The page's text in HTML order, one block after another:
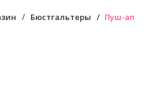
Бюстгальтеры Пуш-ап